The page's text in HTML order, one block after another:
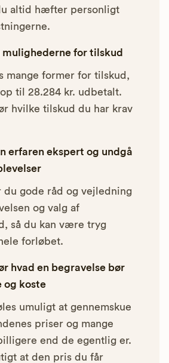
altid hæfter personligt
mulighederne for tilskud
mange former for tilskud,
til 28.284 kr. udbetalt.
hvilke tilskud du har krav
erfaren ekspert og undgå
du gode råd og vejledning
og valg af
så du kan være tryg
forløbet.
hvad en begravelse bør
og koste
umuligt at gennemskue
priser og mange
end de egentlig er.
at den pris du får